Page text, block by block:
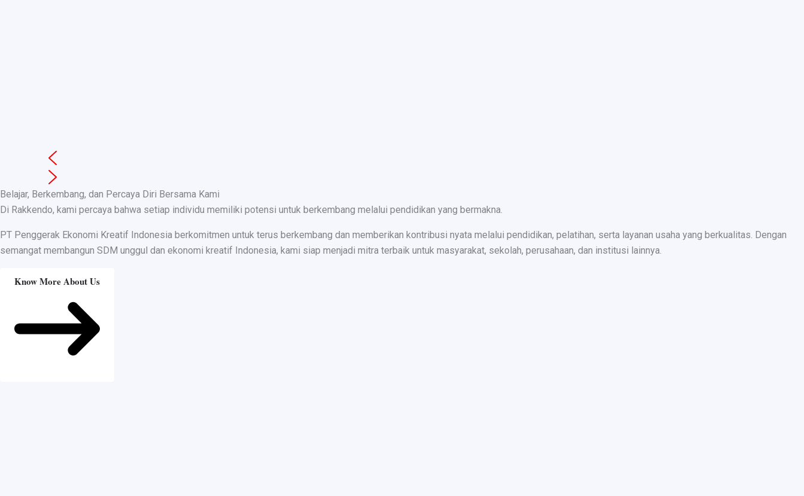
Belajar, Berkembang, dan Percaya Diri Bersama Kami
Di Rakkendo, kami percaya bahwa setiap individu memiliki potensi untuk berkembang melalui pendidikan yang bermakna.
PT Penggerak Ekonomi Kreatif Indonesia berkomitmen untuk terus berkembang dan memberikan kontribusi nyata melalui pendidikan, pelatihan, serta layanan usaha yang berkualitas. Dengan
semangat membangun SDM unggul dan ekonomi kreatif Indonesia, kami siap menjadi mitra terbaik untuk masyarakat, sekolah, perusahaan, dan institusi lainnya.
Know More About Us